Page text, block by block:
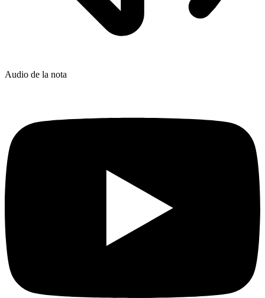
Audio de la nota